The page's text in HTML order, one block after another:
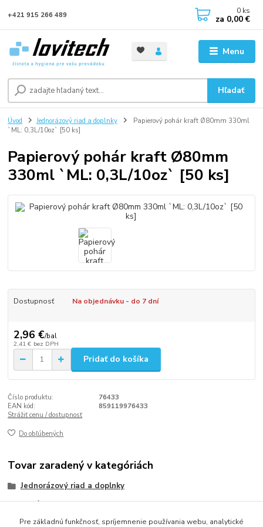
Menu
Hľadať
+421 915 266 489 0 ks
za 0,00 €
Úvod Jednorázový riad a doplnky
Papierový pohár kraft Ø80mm 330ml
`ML: 0,3L/10oz` [50 ks]
Papierový pohár kraft Ø80mm
330ml `ML: 0,3L/10oz` [50 ks]
Dostupnosť Na objednávku - do 7 dní
2,96 €/bal
2,41 € bez DPH
Pridať do košíka
Číslo produktu:
76433
EAN kód:
859119976433
Strážiť cenu / dostupnosť
Do obľúbených
Tovar zaradený v kategóriách
Jednorázový riad a doplnky
Poháriky
Papierové poháriky a viečka
Pre základnú funkčnosť, spríjemnenie používania webu, analytické